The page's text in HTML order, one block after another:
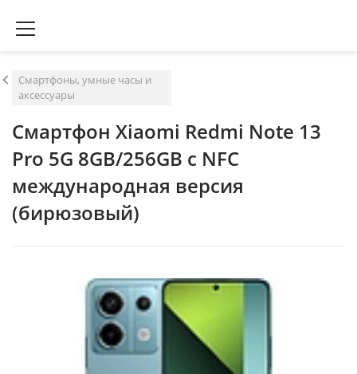
Смартфоны, умные часы и
аксессуары
Смартфон Xiaomi Redmi Note 13
Pro 5G 8GB/256GB с NFC
международная версия
(бирюзовый)